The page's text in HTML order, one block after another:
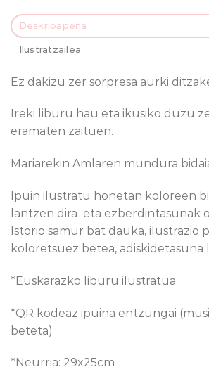
Deskribapena
Ilustratzailea
Ez dakizu zer sorpresa aurki
Ireki liburu hau eta ikusiko duzu
eramaten zaituen.
Mariarekin Amlaren mundura
Ipuin ilustratu honetan koloreen
lantzen dira eta ezberdintasunak
Istorio samur bat dauka, ilustrazio
koloretsuez betea, adiskidetasuna
*Euskarazko liburu ilustratua
*QR kodeaz ipuina entzungai
beteta)
*Neurria: 29x25cm